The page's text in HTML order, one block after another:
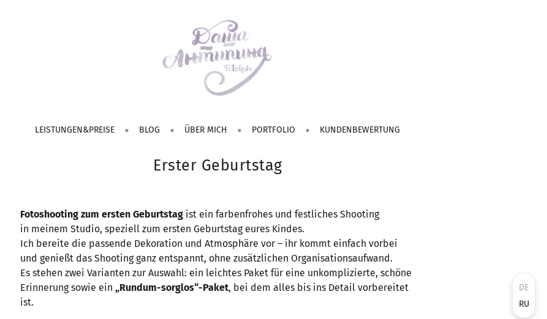
LEISTUNGEN&PREISE BLOG ÜBER MICH PORTFOLIO KUNDENBEWERTUNG
Erster Geburtstag
Fotoshooting zum ersten Geburtstagist ein farbenfrohes und festliches Shooting
in meinem Studio, speziell zum ersten Geburtstag eures Kindes.
Ich bereite die passende Dekoration und Atmosphäre vor – ihr kommt einfach vorbei
und genießt das Shooting ganz entspannt, ohne zusätzlichen Organisationsaufwand.
Es stehen zwei Varianten zur Auswahl: ein leichtes Paket für eine unkomplizierte, schöne
Erinnerung sowie ein „Rundum-sorglos“-Paket, bei dem alles bis ins Detail vorbereitet
ist.
DE
RU